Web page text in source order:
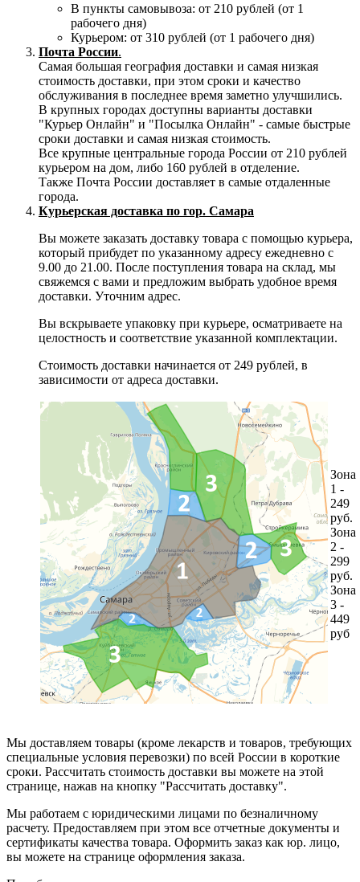
В пункты самовывоза: от 210 рублей (от 1
рабочего дня)
Курьером: от 310 рублей (от 1 рабочего дня)
Почта России.
Самая большая география доставки и самая низкая
стоимость доставки, при этом сроки и качество
обслуживания в последнее время заметно улучшились.
В крупных городах доступны варианты доставки
"Курьер Онлайн" и "Посылка Онлайн" - самые быстрые
сроки доставки и самая низкая стоимость.
Все крупные центральные города России от 210 рублей
курьером на дом, либо 160 рублей в отделение.
Также Почта России доставляет в самые отдаленные
города.
Курьерская доставка по гор. Самара
Вы можете заказать доставку товара с помощью курьера,
который прибудет по указанному адресу ежедневно с
9.00 до 21.00. После поступления товара на склад, мы
свяжемся с вами и предложим выбрать удобное время
доставки. Уточним адрес.
Вы вскрываете упаковку при курьере, осматриваете на
целостность и соответствие указанной комплектации.
Стоимость доставки начинается от 249 рублей, в
зависимости от адреса доставки.
Зона
1 -
249
руб.
Зона
2 -
299
руб.
Зона
3 -
449
руб
Мы доставляем товары (кроме лекарств и товаров, требующих
специальные условия перевозки) по всей России в короткие
сроки. Рассчитать стоимость доставки вы можете на этой
странице, нажав на кнопку "Рассчитать доставку".
Мы работаем с юридическими лицами по безналичному
расчету. Предоставляем при этом все отчетные документы и
сертификаты качества товара. Оформить заказ как юр. лицо,
вы можете на странице оформления заказа.